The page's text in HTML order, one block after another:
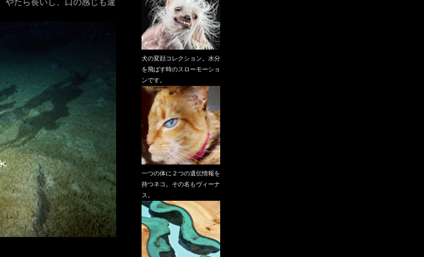
犬の変顔コレクション。水分
を飛ばす時のスローモーショ
ンです。
一つの体に２つの遺伝情報を
持つネコ。その名もヴィーナ
ス。